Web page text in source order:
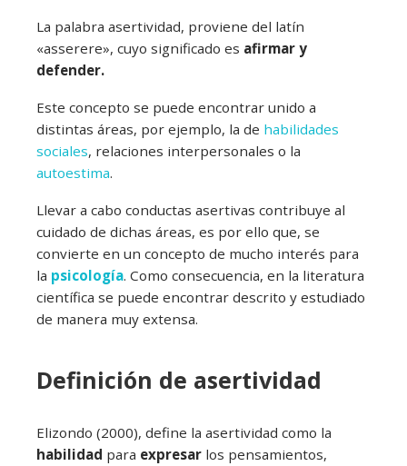
La palabra asertividad, proviene del latín
«asserere», cuyo significado es afirmar y
defender.
Este concepto se puede encontrar unido a
distintas áreas, por ejemplo, la de habilidades
sociales, relaciones interpersonales o la
autoestima.
Llevar a cabo conductas asertivas contribuye al
cuidado de dichas áreas, es por ello que, se
convierte en un concepto de mucho interés para
la psicología. Como consecuencia, en la literatura
científica se puede encontrar descrito y estudiado
de manera muy extensa.
Definición de asertividad
Elizondo (2000), define la asertividad como la
habilidad para expresar los pensamientos,